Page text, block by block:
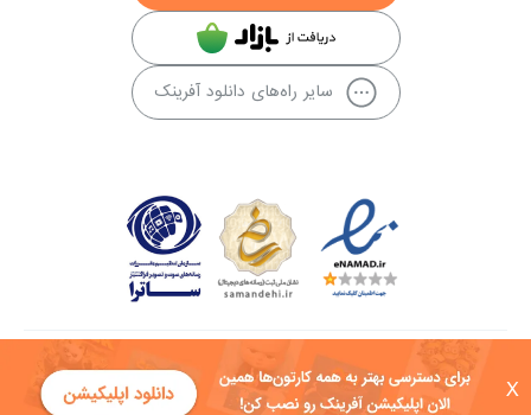
X
سایر راه‌های دانلود آفرینک
کلیه حقوق این سایت به شرکت توسعه فناوی هفت آسمان توکان تعلق دارد و
هرگونه استفاده از محتوا منع قانونی دارد.